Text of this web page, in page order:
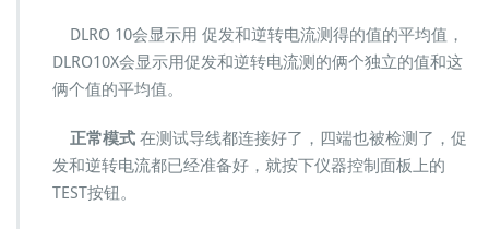
DLRO 10会显示用 促发和逆转电流测得的值的平均值，
DLRO10X会显示用促发和逆转电流测的俩个独立的值和这
俩个值的平均值。
正常模式 在测试导线都连接好了，四端也被检测了，促
发和逆转电流都已经准备好，就按下仪器控制面板上的
TEST按钮。